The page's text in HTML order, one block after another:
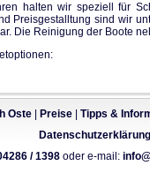
halten wir speziell für
Preisgestalltung sind wir
Die Reinigung der Boote
Oste| Preise| Tipps &
Datenschutzerklärung
/ 1398 oder e-mail: